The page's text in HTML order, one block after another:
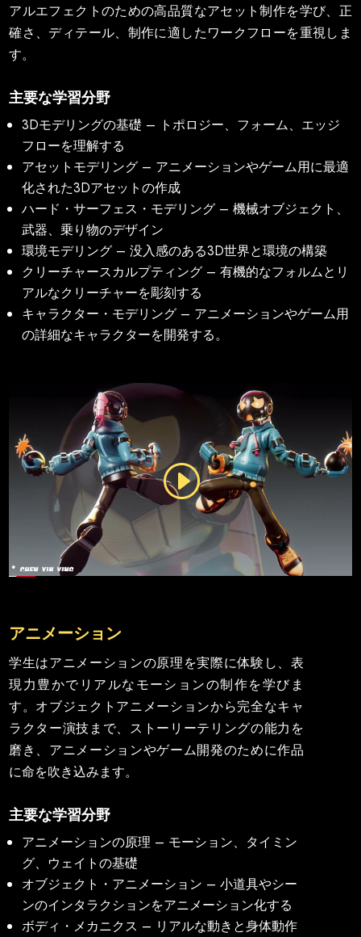
アルエフェクトのための高品質なアセット制作を学び、正
確さ、ディテール、制作に適したワークフローを重視しま
す。
主要な学習分野
3Dモデリングの基礎 – トポロジー、フォーム、エッジ
フローを理解する
アセットモデリング – アニメーションやゲーム用に最適
化された3Dアセットの作成
ハード・サーフェス・モデリング – 機械オブジェクト、
武器、乗り物のデザイン
環境モデリング – 没入感のある3D世界と環境の構築
クリーチャースカルプティング – 有機的なフォルムとリ
アルなクリーチャーを彫刻する
キャラクター・モデリング – アニメーションやゲーム用
の詳細なキャラクターを開発する。
アニメーション
学生はアニメーションの原理を実際に体験し、表
現力豊かでリアルなモーションの制作を学びま
す。オブジェクトアニメーションから完全なキャ
ラクター演技まで、ストーリーテリングの能力を
磨き、アニメーションやゲーム開発のために作品
に命を吹き込みます。
主要な学習分野
アニメーションの原理 – モーション、タイミン
グ、ウェイトの基礎
オブジェクト・アニメーション – 小道具やシー
ンのインタラクションをアニメーション化する
ボディ・メカニクス – リアルな動きと身体動作